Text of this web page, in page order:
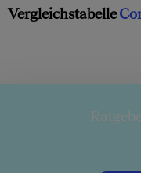
Vergleichstabelle